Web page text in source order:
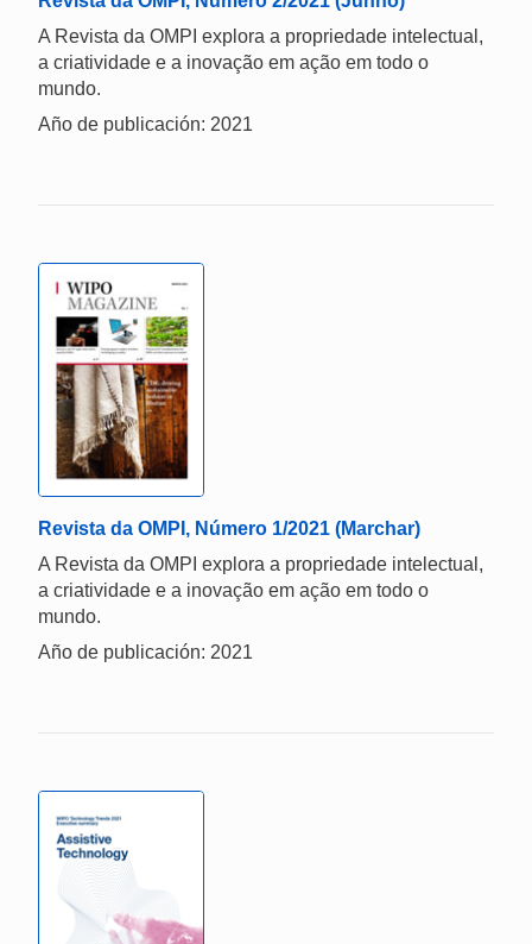
A Revista da OMPI explora a propriedade intelectual,
a criatividade e a inovação em ação em todo o
mundo.
Año de publicación: 2021
Revista da OMPI, Número 1/2021 (Marchar)
A Revista da OMPI explora a propriedade intelectual,
a criatividade e a inovação em ação em todo o
mundo.
Año de publicación: 2021